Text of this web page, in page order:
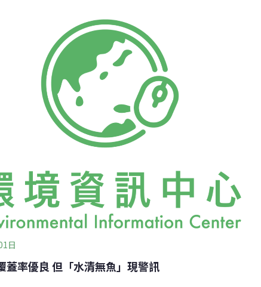
議中指出，「我們應該認知到，對珊瑚礁好、就是對我們自己
。」聲明中強烈要求全球努力克服珊瑚礁生態系面臨的威脅，
為生的千萬人生計；並呼籲採取措施，因應逐步擴大的各種現
水升溫導致珊瑚白化、海洋酸化、過漁和陸源污染等問題。當
瑚失去共生藻或光合色素而變白，即發生珊瑚白化。如果時
日
蓋率優良 但「水清無魚」現警訊